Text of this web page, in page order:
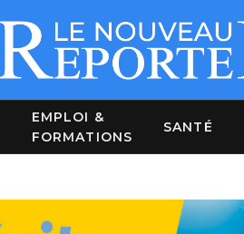
EMPLOI &
FORMATIONS
SANTÉ